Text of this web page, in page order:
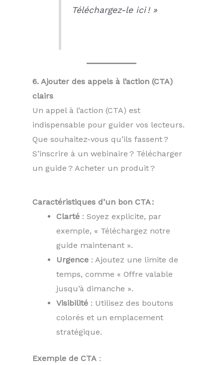
Téléchargez-le ici ! »
6. Ajouter des appels à l’action (CTA)
clairs
Un appel à l’action (CTA) est
indispensable pour guider vos lecteurs.
Que souhaitez-vous qu’ils fassent ?
S’inscrire à un webinaire ? Télécharger
un guide ? Acheter un produit ?
Caractéristiques d’un bon CTA :
Clarté : Soyez explicite, par
exemple, « Téléchargez notre
guide maintenant ».
Urgence : Ajoutez une limite de
temps, comme « Offre valable
jusqu’à dimanche ».
Visibilité : Utilisez des boutons
colorés et un emplacement
stratégique.
Exemple de CTA :